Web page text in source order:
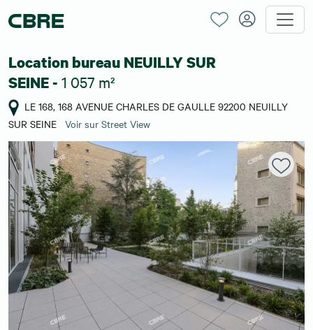
Location bureau NEUILLY SUR
SEINE - 1 057 m²
LE 168, 168 AVENUE CHARLES DE GAULLE 92200 NEUILLY
SUR SEINE Voir sur Street View